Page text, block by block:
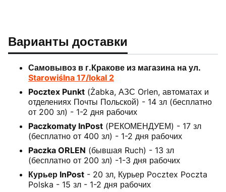
Варианты доставки
Самовывоз в г.Кракове из магазина на ул.
Starowiślna 17/lokal 2
Pocztex Punkt (Żabka, АЗС Orlen, автоматах и
отделениях Почты Польской) - 14 зл (бесплатно
от 200 зл) - 1-2 дня рабочих
Paczkomaty InPost (РЕКОМЕНДУЕМ) - 17 зл
(бесплатно от 400 зл) - 1-2 дня рабочих
Paczka ORLEN (бывшая Ruch) - 13 зл
(бесплатно от 200 зл) -1-3 дня рабочих
Курьер InPost - 20 зл, Курьер Pocztex Poczta
Polska - 15 зл - 1-2 дня рабочих